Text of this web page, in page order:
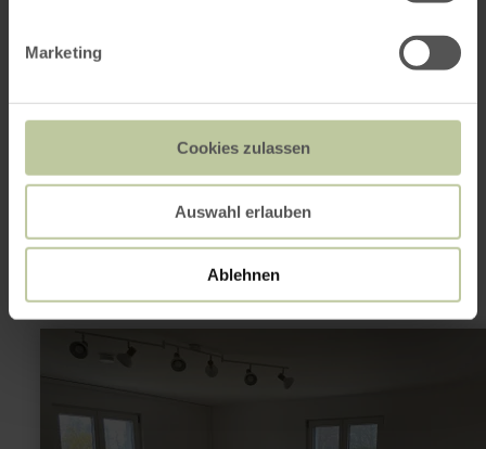
Marketing
Cookies zulassen
Auswahl erlauben
Ablehnen
Op kaart weergeven
Dit kan ook
interessant zijn
informatie